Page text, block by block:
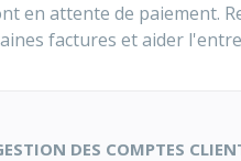
en attente de paiement.
factures et aider
DES COMPTES